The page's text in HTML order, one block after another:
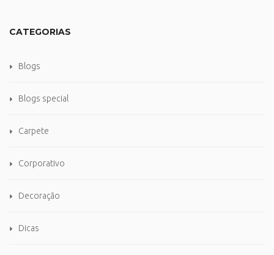
CATEGORIAS
Blogs
Blogs special
Carpete
Corporativo
Decoração
Dicas